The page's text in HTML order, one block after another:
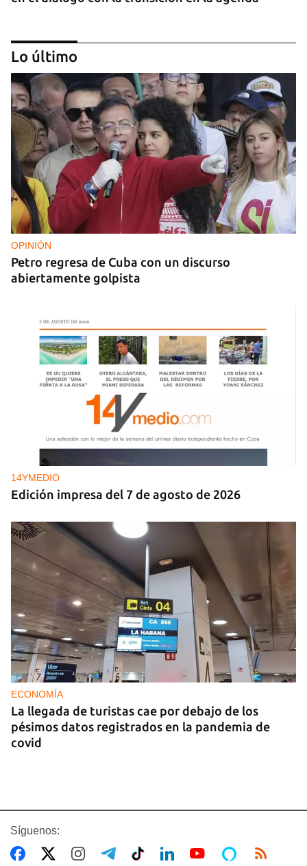
NICARAGUA
EE UU propone a la OEA convocar a los
cancilleres para "tomar medidas" contra las
decisiones de Ortega
Lo último
OPINIÓN
Petro regresa de Cuba con un discurso
abiertamente golpista
14YMEDIO
Edición impresa del 7 de agosto de 2026
ECONOMÍA
La llegada de turistas cae por debajo de los
pésimos datos registrados en la pandemia de
covid
Síguenos: